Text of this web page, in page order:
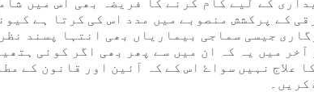
کے پرکشش منصوبے میں مدد اس کی کرتا ہے
جیسی سماجی بیماریاں بھی انتہا پسند
آخر میں یہ کہ ان میں سے پھر بھی اگر کوئی
علاج نہیں سواۓ اس کے کہ آئین اور قانون کے
کریں۔